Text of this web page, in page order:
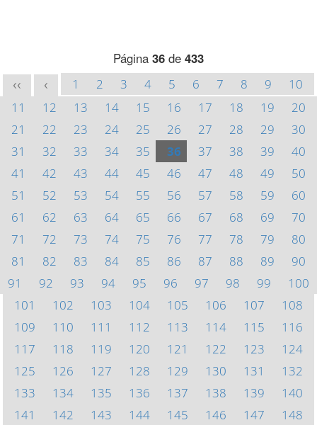
Página 36 de 433
<< < 1 2 3 4 5 6 7 8 9
10
11
12 13 14 15 16 17 18 19
20
21
22 23 24 25 26 27 28 29
30
31
32 33 34 35 36 37 38 39
40
41
42 43 44 45 46 47 48 49
50
51
52 53 54 55 56 57 58 59
60
61
62 63 64 65 66 67 68 69
70
71
72 73 74 75 76 77 78 79
80
81
82 83 84 85 86 87 88 89
90
91
92 93 94 95 96 97 98 99
100
101
102 103 104 105 106 107
108
109
110 111 112 113 114 115
116
117
118 119 120 121 122 123
124
125
126 127 128 129 130 131
132
133
134 135 136 137 138 139
140
141
142 143 144 145 146 147
148